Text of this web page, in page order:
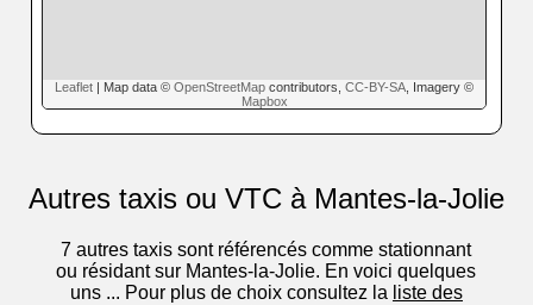
Leaflet | Map data © OpenStreetMap contributors, CC-BY-SA , Imagery ©
Mapbox
Autres taxis ou VTC à Mantes-la-Jolie
7 autres taxis sont référencés comme stationnant
ou résidant sur Mantes-la-Jolie. En voici quelques
uns ... Pour plus de choix consultez la liste des